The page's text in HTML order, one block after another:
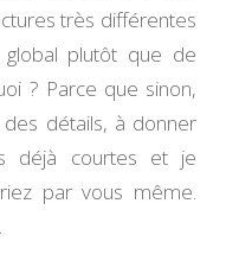
très différentes
plutôt que de
? Parce que sinon,
détails, à donner
déjà courtes et je
par vous même.